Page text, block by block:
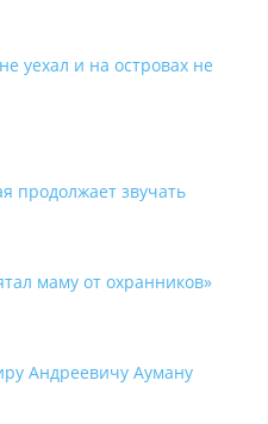
уехал и на островах не
продолжает звучать
маму от охранников»
Андреевичу Ауману